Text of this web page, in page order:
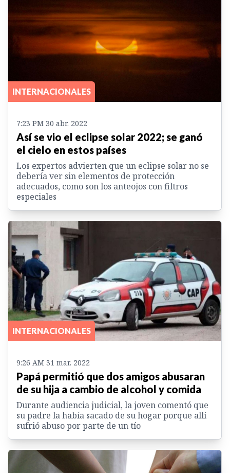
INTERNACIONALES
7:23 PM 30 abr. 2022
Así se vio el eclipse solar 2022; se ganó
el cielo en estos países
Los expertos advierten que un eclipse solar no se
debería ver sin elementos de protección
adecuados, como son los anteojos con filtros
especiales
INTERNACIONALES
9:26 AM 31 mar. 2022
Papá permitió que dos amigos abusaran
de su hija a cambio de alcohol y comida
Durante audiencia judicial, la joven comentó que
su padre la había sacado de su hogar porque allí
sufrió abuso por parte de un tío